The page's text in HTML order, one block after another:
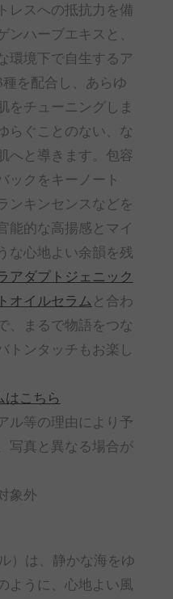
レスへの抵抗力を備
ンハーブエキスと、
環境下で自生するア
を配合し、あらゆ
をチューニングしま
らぐことのない、な
へと導きます。包容
ックをキーノート
ンキンセンスなどを
能的な高揚感とマイ
な心地よい余韻を残
アダプトジェニック
オイルセラム と合わ
、まるで物語をつな
トンタッチもお楽し
はこちら
ル等の理由により予
写真と異なる場合が
象外
）は、静かな海をゆ
ように、心地よい風